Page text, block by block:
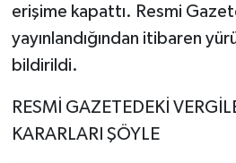
erişime kapattı. Resmi
yayınlandığından itibaren
bildirildi.
RESMİ GAZETEDEKİ
KARARLARI ŞÖYLE